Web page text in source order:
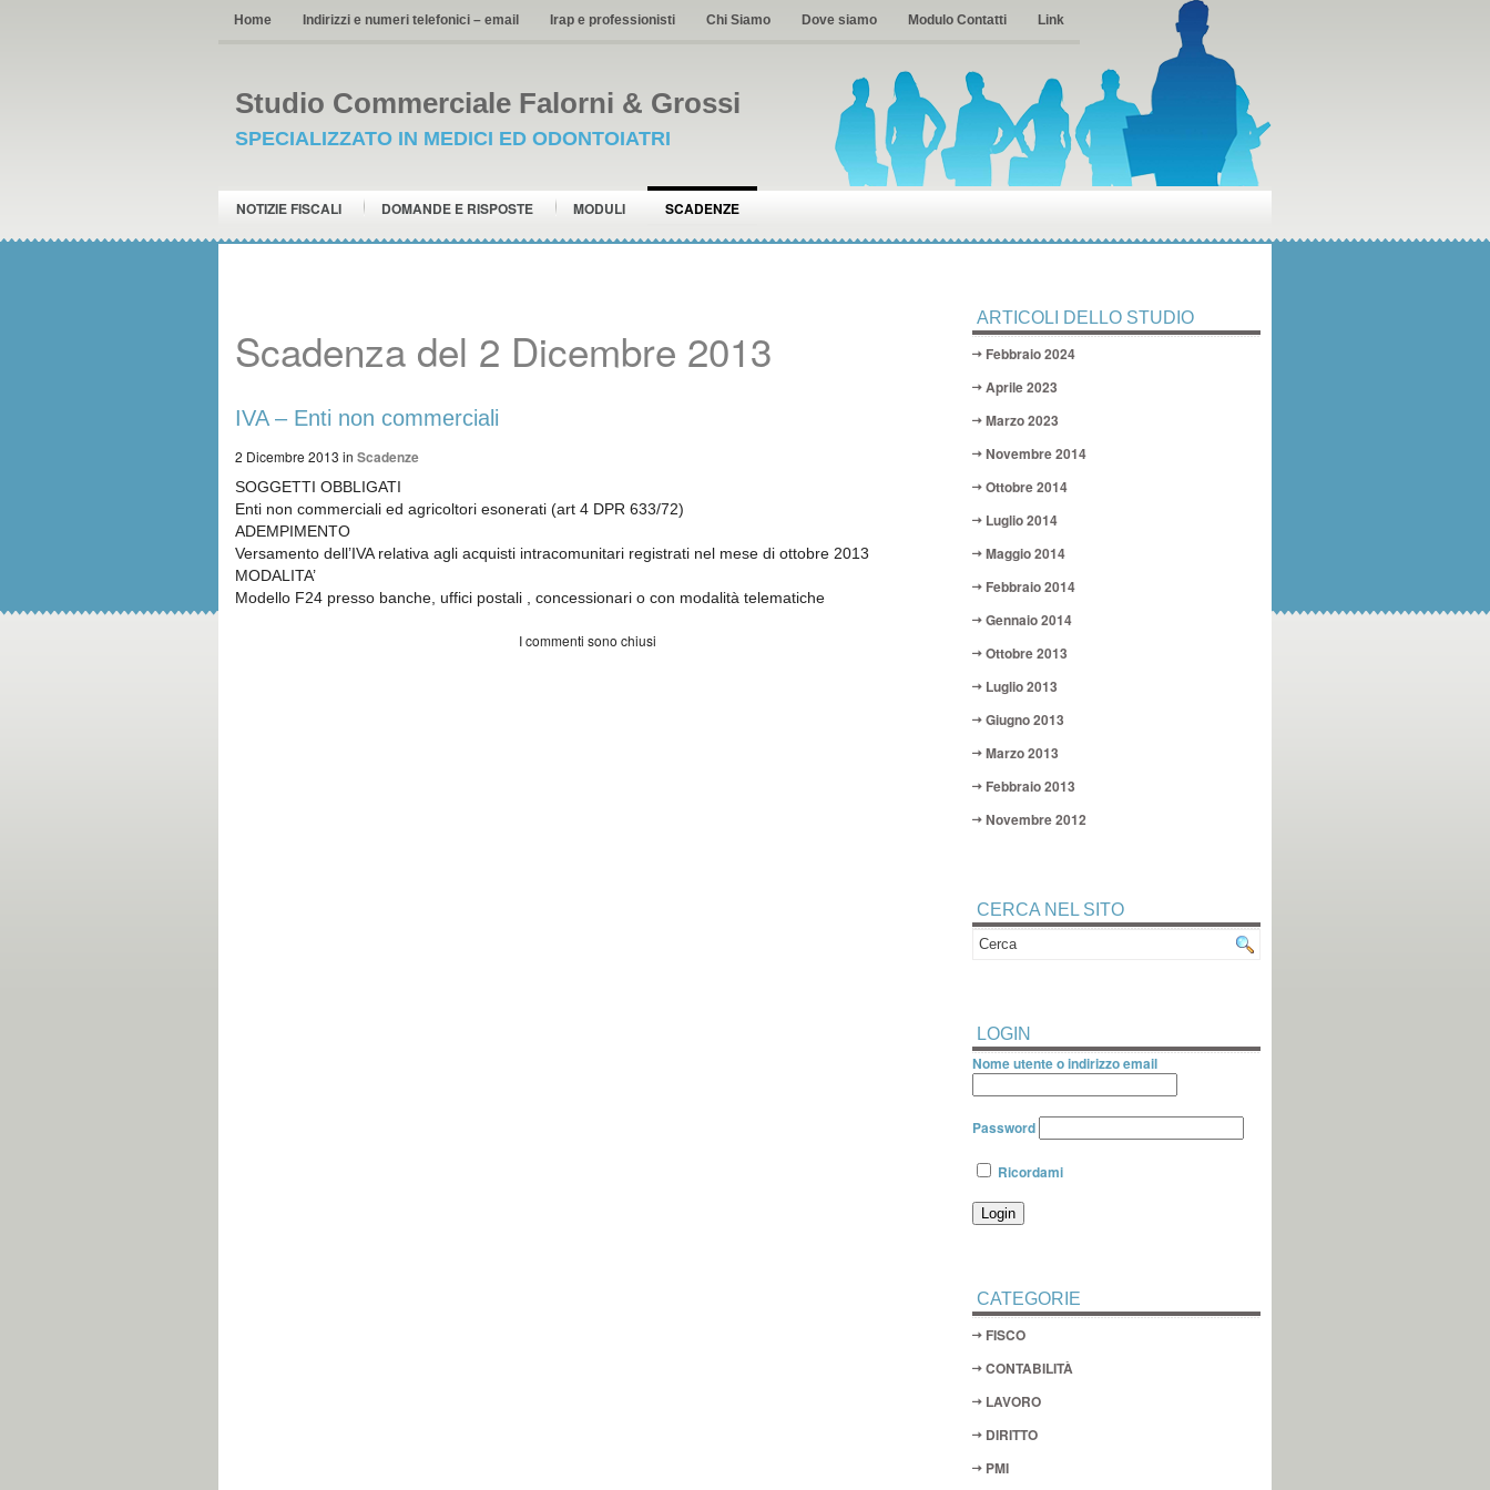
Home Indirizzi e numeri telefonici – email Irap e professionisti Chi Siamo Dove siamo Modulo Contatti Link
Studio Commerciale Falorni & Grossi
SPECIALIZZATO IN MEDICI ED ODONTOIATRI
NOTIZIE FISCALI DOMANDE E RISPOSTE MODULI SCADENZE
Scadenza del 2 Dicembre 2013
IVA – Enti non commerciali
2 Dicembre 2013 in Scadenze
SOGGETTI OBBLIGATI
Enti non commerciali ed agricoltori esonerati (art 4 DPR 633/72)
ADEMPIMENTO
Versamento dell’IVA relativa agli acquisti intracomunitari registrati nel mese di ottobre 2013
MODALITA’
Modello F24 presso banche, uffici postali , concessionari o con modalità telematiche
I commenti sono chiusi
ARTICOLI DELLO STUDIO
Febbraio 2024
Aprile 2023
Marzo 2023
Novembre 2014
Ottobre 2014
Luglio 2014
Maggio 2014
Febbraio 2014
Gennaio 2014
Ottobre 2013
Luglio 2013
Giugno 2013
Marzo 2013
Febbraio 2013
Novembre 2012
CERCA NEL SITO
LOGIN
Nome utente o indirizzo email
Password
Ricordami
CATEGORIE
FISCO
CONTABILITÀ
LAVORO
DIRITTO
PMI